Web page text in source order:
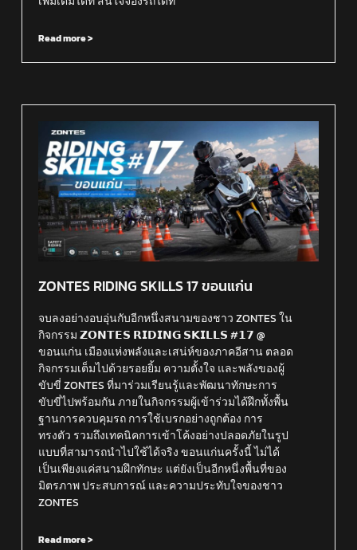
Read more >
ZONTES RIDING SKILLS 17 ขอนแก่น
จบลงอย่างอบอุ่นกับอีกหนึ่งสนามของชาว ZONTES ใน
กิจกรรม 𝗭𝗢𝗡𝗧𝗘𝗦 𝗥𝗜𝗗𝗜𝗡𝗚 𝗦𝗞𝗜𝗟𝗟𝗦 #𝟭𝟳 @
ขอนแก่น เมืองแห่งพลังและเสน่ห์ของภาคอีสาน ตลอด
กิจกรรมเต็มไปด้วยรอยยิ้ม ความตั้งใจ และพลังของผู้
ขับขี่ ZONTES ที่มาร่วมเรียนรู้และพัฒนาทักษะการ
ขับขี่ไปพร้อมกัน ภายในกิจกรรมผู้เข้าร่วมได้ฝึกทั้งพื้น
ฐานการควบคุมรถ การใช้เบรกอย่างถูกต้อง การ
ทรงตัว รวมถึงเทคนิคการเข้าโค้งอย่างปลอดภัยในรูป
แบบที่สามารถนำไปใช้ได้จริง ขอนแก่นครั้งนี้ ไม่ได้
เป็นเพียงแค่สนามฝึกทักษะ แต่ยังเป็นอีกหนึ่งพื้นที่ของ
มิตรภาพ ประสบการณ์ และความประทับใจของชาว
ZONTES
Read more >